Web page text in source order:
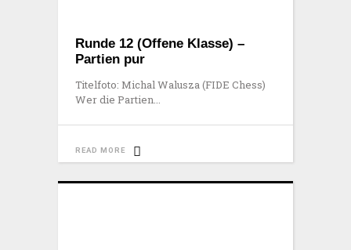
Runde 12 (Offene Klasse) –
Partien pur
Titelfoto: Michal Walusza (FIDE Chess)
Wer die Partien
READ MORE